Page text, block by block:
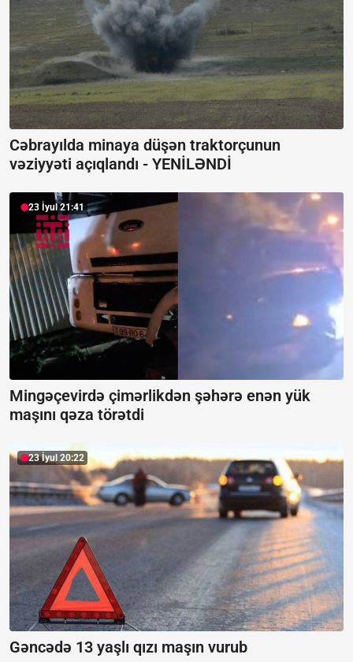
Cəbrayılda minaya düşən traktorçunun
vəziyyəti açıqlandı - YENİLƏNDİ
23 İyul 21:41
Mingəçevirdə çimərlikdən şəhərə enən yük
maşını qəza törətdi
23 İyul 20:22
Gəncədə 13 yaşlı qızı maşın vurub